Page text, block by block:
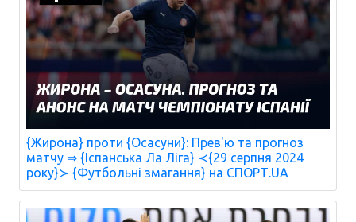
{Жирона} проти {Осасуни}: Прев'ю та прогноз
матчу ⇒ {Іспанська Ла Ліга} ≺{29 серпня 2024
року}≻ {Футбольні змагання} на СПОРТ.UA